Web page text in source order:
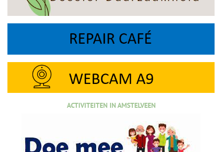
ACTIVITEITEN IN AMSTELVEEN